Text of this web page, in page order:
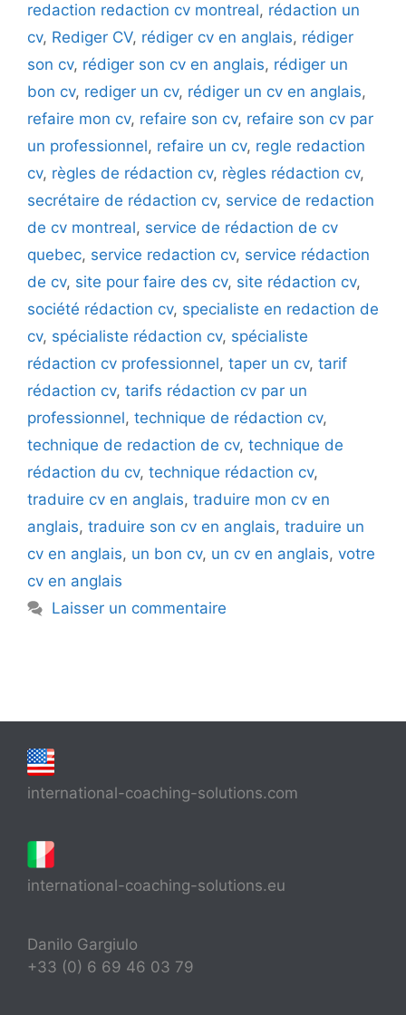
redaction redaction cv montreal, rédaction un
cv, Rediger CV, rédiger cv en anglais, rédiger
son cv, rédiger son cv en anglais, rédiger un
bon cv, rediger un cv, rédiger un cv en anglais,
refaire mon cv, refaire son cv, refaire son cv par
un professionnel, refaire un cv, regle redaction
cv, règles de rédaction cv, règles rédaction cv,
secrétaire de rédaction cv, service de redaction
de cv montreal, service de rédaction de cv
quebec, service redaction cv, service rédaction
de cv, site pour faire des cv, site rédaction cv,
société rédaction cv, specialiste en redaction de
cv, spécialiste rédaction cv, spécialiste
rédaction cv professionnel, taper un cv, tarif
rédaction cv, tarifs rédaction cv par un
professionnel, technique de rédaction cv,
technique de redaction de cv, technique de
rédaction du cv, technique rédaction cv,
traduire cv en anglais, traduire mon cv en
anglais, traduire son cv en anglais, traduire un
cv en anglais, un bon cv, un cv en anglais, votre
cv en anglais
Laisser un commentaire
international-coaching-solutions.com
international-coaching-solutions.eu
Danilo Gargiulo
+33 (0) 6 69 46 03 79